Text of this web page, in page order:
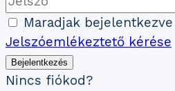
Maradjak bejelentkezve
Jelszóemlékeztető kérése
Bejelentkezés
Nincs fiókod?